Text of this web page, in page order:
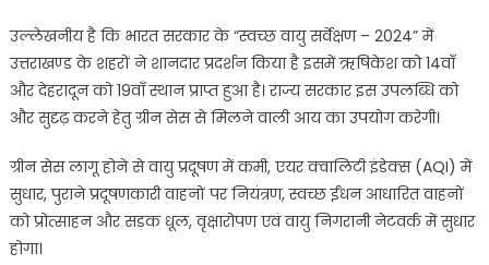
उल्लेखनीय है कि भारत सरकार के “स्वच्छ वायु सर्वेक्षण – 2024” में
उत्तराखण्ड के शहरों ने शानदार प्रदर्शन किया है इसमें ऋषिकेश को 14वाँ
और देहरादून को 19वाँ स्थान प्राप्त हुआ है। राज्य सरकार इस उपलब्धि को
और सुदृढ़ करने हेतु ग्रीन सेस से मिलने वाली आय का उपयोग करेगी।
ग्रीन सेस लागू होने से वायु प्रदूषण में कमी, एयर क्वालिटी इंडेक्स (AQI) में
सुधार, पुराने प्रदूषणकारी वाहनों पर नियंत्रण, स्वच्छ ईंधन आधारित वाहनों
को प्रोत्साहन और सड़क धूल, वृक्षारोपण एवं वायु निगरानी नेटवर्क में सुधार
होगा।